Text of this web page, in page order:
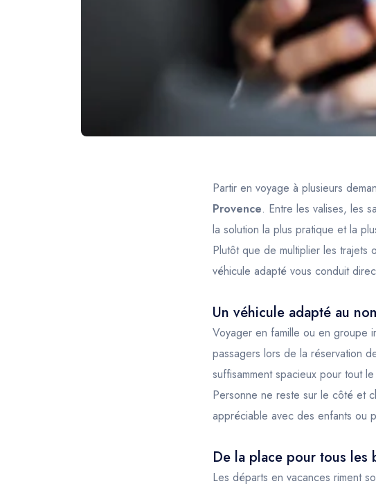
Partir en voyage à plusieurs
Provence. Entre les valises, les
la solution la plus pratique et la
Plutôt que de multiplier les trajets
véhicule adapté vous conduit
Un véhicule adapté au
Voyager en famille ou en groupe
passagers lors de la réservation
suffisamment spacieux pour tout
Personne ne reste sur le côté et
appréciable avec des enfants ou
De la place pour tous les
Les départs en vacances riment